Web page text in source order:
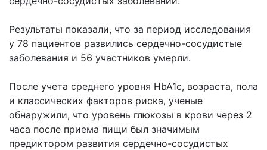
Результаты показали, что за период исследования
у 78 пациентов развились сердечно-сосудистые
заболевания и 56 участников умерли.
После учета среднего уровня HbA1c, возраста, пола
и классических факторов риска, ученые
обнаружили, что уровень глюкозы в крови через 2
часа после приема пищи был значимым
предиктором развития сердечно-сосудистых